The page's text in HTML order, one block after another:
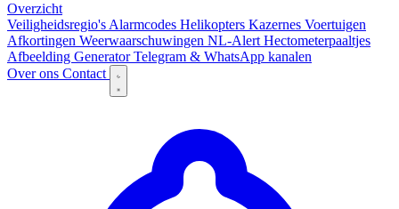
Overzicht
Veiligheidsregio's Alarmcodes Helikopters Kazernes Voertuigen
Afkortingen Weerwaarschuwingen NL-Alert Hectometerpaaltjes
Afbeelding GeneratorTelegram & WhatsApp kanalen
Over ons Contact